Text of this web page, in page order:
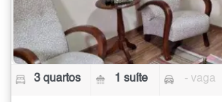
3 quartos 1 suíte - vaga